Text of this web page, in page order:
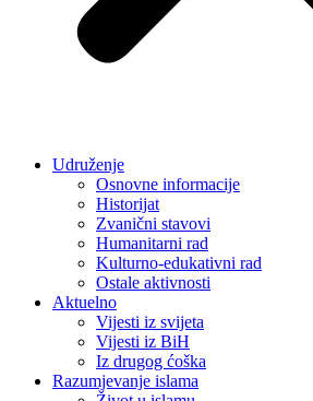
Udruženje
Osnovne informacije
Historijat
Zvanični stavovi
Humanitarni rad
Kulturno-edukativni rad
Ostale aktivnosti
Aktuelno
Vijesti iz svijeta
Vijesti iz BiH
Iz drugog ćoška
Razumjevanje islama